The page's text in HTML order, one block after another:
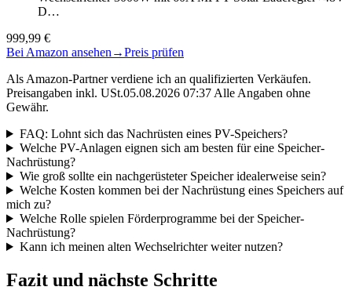
D…
999,99 €
Bei Amazon ansehen →Preis prüfen
Als Amazon-Partner verdiene ich an qualifizierten Verkäufen.
Preisangaben inkl. USt.05.08.2026 07:37 Alle Angaben ohne
Gewähr.
FAQ: Lohnt sich das Nachrüsten eines PV-Speichers?
Welche PV-Anlagen eignen sich am besten für eine Speicher-
Nachrüstung?
Wie groß sollte ein nachgerüsteter Speicher idealerweise sein?
Welche Kosten kommen bei der Nachrüstung eines Speichers auf
mich zu?
Welche Rolle spielen Förderprogramme bei der Speicher-
Nachrüstung?
Kann ich meinen alten Wechselrichter weiter nutzen?
Fazit und nächste Schritte